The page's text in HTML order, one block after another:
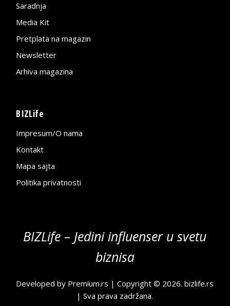
Saradnja
Media Kit
Pretplata na magazin
Newsletter
Arhiva magazina
BIZLife
Impresum/O nama
Kontakt
Mapa sajta
Politika privatnosti
BIZLife – Jedini influenser u svetu
biznisa
Developed by Premium.rs | Copyright © 2026.bizlife.rs
| Sva prava zadržana.